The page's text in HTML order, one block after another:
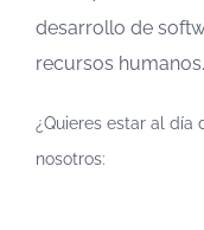
desarrollo de
recursos humanos.
¿Quieres estar al día
nosotros: